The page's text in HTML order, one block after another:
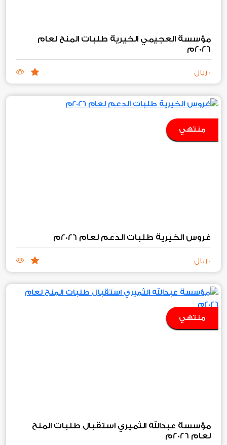
مؤسسة العجيمي الخيرية طلبات المنح لعام
2026م
0 ريال
منتهي
غروس الخيرية طلبات الدعم لعام 2026م
0 ريال
منتهي
مؤسسة عبدالله الثميري استقبال طلبات المنح
لعام 2026م